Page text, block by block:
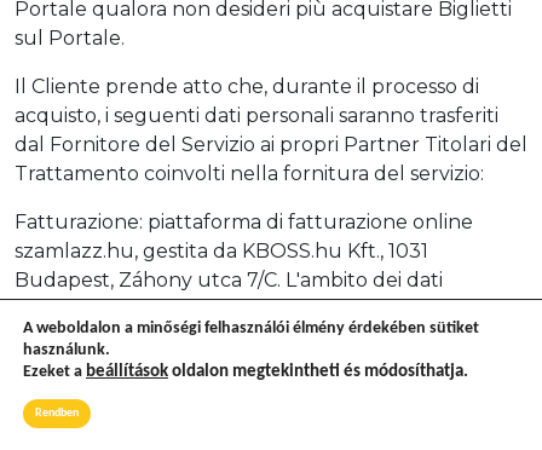
Portale qualora non desideri più acquistare Biglietti
sul Portale.
Il Cliente prende atto che, durante il processo di
acquisto, i seguenti dati personali saranno trasferiti
dal Fornitore del Servizio ai propri Partner Titolari del
Trattamento coinvolti nella fornitura del servizio:
Fatturazione: piattaforma di fatturazione online
szamlazz.hu, gestita da KBOSS.hu Kft., 1031
Budapest, Záhony utca 7/C. L'ambito dei dati
Nome dell'acquirente
Numero di telefono e indirizzo e-mail
dell'acquirente
A weboldalon a minőségi felhasználói élmény érdekében sütiket
használunk.
Ezeket a beállítások oldalon megtekintheti és módosíthatja.
Rendben